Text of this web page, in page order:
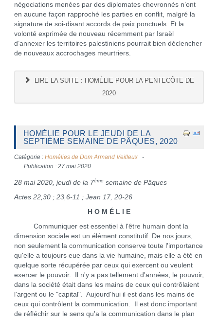
négociations menées par des diplomates chevronnés n’ont
en aucune façon rapproché les parties en conflit, malgré la
signature de soi-disant accords de paix ponctuels. Et la
volonté exprimée de nouveau récemment par Israël
d’annexer les territoires palestiniens pourrait bien déclencher
de nouveaux accrochages meurtriers.
LIRE LA SUITE : HOMÉLIE POUR LA PENTECÔTE DE
2020
HOMÉLIE POUR LE JEUDI DE LA
SEPTIÈME SEMAINE DE PÂQUES, 2020
Catégorie : Homélies de Dom Armand Veilleux
Publication : 27 mai 2020
28 mai 2020, jeudi de la 7ème semaine de Pâques
Actes 22,30 ; 23,6-11 ; Jean 17, 20-26
H O M É L I E
Communiquer est essentiel à l'être humain dont la
dimension sociale est un élément constitutif. De nos jours,
non seulement la communication conserve toute l'importance
qu'elle a toujours eue dans la vie humaine, mais elle a été en
quelque sorte récupérée par ceux qui exercent ou veulent
exercer le pouvoir. Il n'y a pas tellement d'années, le pouvoir,
dans la société était dans les mains de ceux qui contrôlaient
l'argent ou le "capital". Aujourd'hui il est dans les mains de
ceux qui contrôlent la communication. Il est donc important
de réfléchir sur le sens qu'a la communication dans le plan